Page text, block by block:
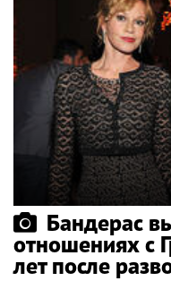
Бандерас
отношениях с
лет после